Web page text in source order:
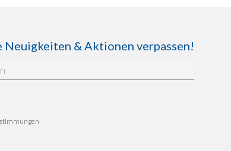
Neuigkeiten & Aktionen verpassen!